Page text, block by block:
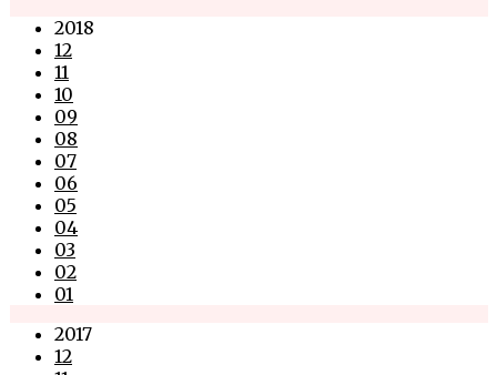
2018
12
11
10
09
08
07
06
05
04
03
02
01
2017
12